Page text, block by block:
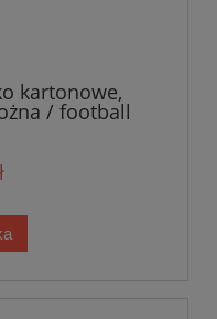
kartonowe,
/ football